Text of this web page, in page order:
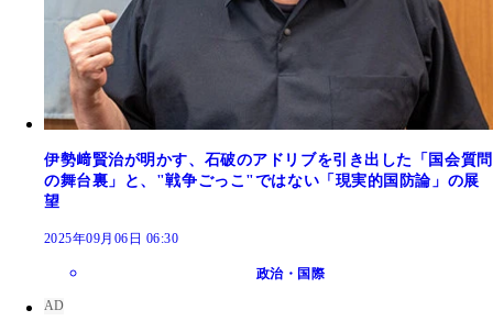
伊勢﨑賢治が明かす、石破のアドリブを引き出した「国会質問
の舞台裏」と、"戦争ごっこ"ではない「現実的国防論」の展
望
2025年09月06日 06:30
政治・国際